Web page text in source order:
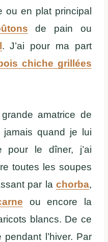
ou en plat principal
de pain ou
. J’ai pour ma part
chiche grillées
amatrice de
quand je lui
le dîner, j’ai
toutes les soupes
par la chorba,
ou encore la
blancs. De ce
l’hiver. Par